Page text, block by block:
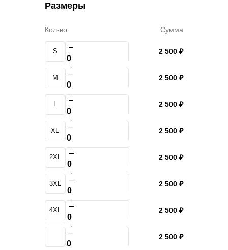
Размеры
Кол-во Сумма
S –
+
2 500 ₽
M –
+
2 500 ₽
L –
+
2 500 ₽
XL –
+
2 500 ₽
2XL –
+
2 500 ₽
3XL –
+
2 500 ₽
4XL –
+
2 500 ₽
– 2 500 ₽